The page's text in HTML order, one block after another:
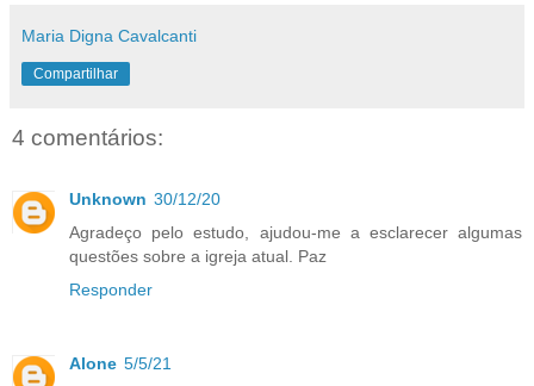
Maria Digna Cavalcanti
Compartilhar
4 comentários:
Unknown 30/12/20
Agradeço pelo estudo, ajudou-me a esclarecer algumas
questões sobre a igreja atual. Paz
Responder
Alone 5/5/21